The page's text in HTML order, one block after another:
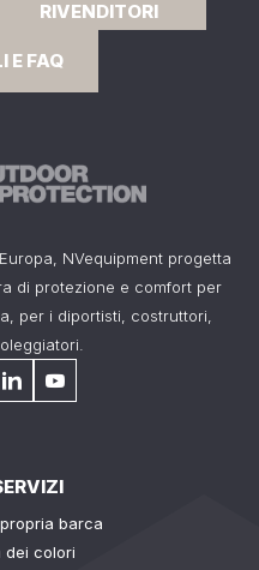
RIVENDITORI
E FAQ
NVequipment progetta
di protezione e comfort per
per i diportisti, costruttori,
barca
dei colori